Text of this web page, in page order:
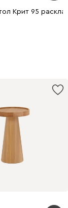
Черный
Крит 95